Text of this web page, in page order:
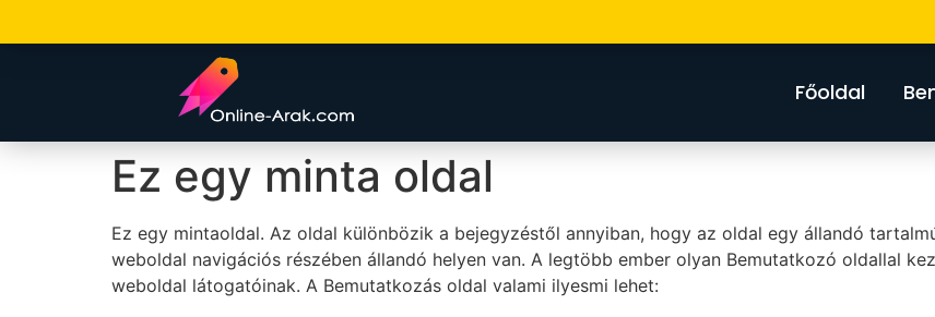
Főoldal
Ez egy minta oldal
Ez egy mintaoldal. Az oldal különbözik a bejegyzéstől annyiban, hogy az oldal egy állandó
weboldal navigációs részében állandó helyen van. A legtöbb ember olyan Bemutatkozó oldallal
weboldal látogatóinak. A Bemutatkozás oldal valami ilyesmi lehet: